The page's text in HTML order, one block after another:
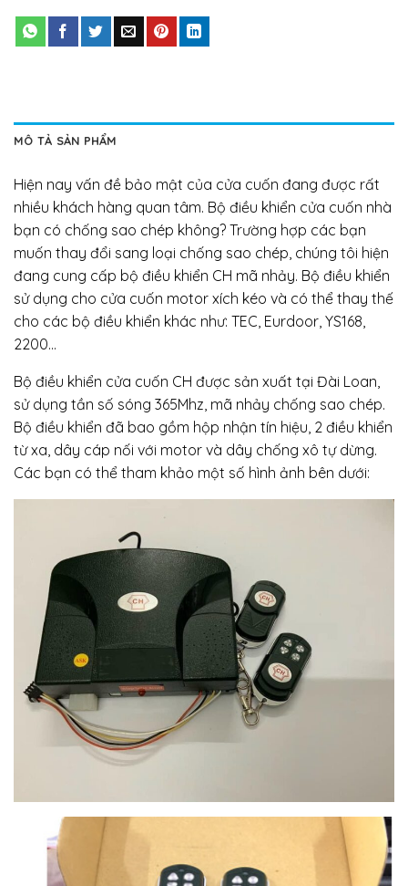
MÔ TẢ SẢN PHẨM
Hiện nay vấn đề bảo mật của cửa cuốn đang được rất
nhiều khách hàng quan tâm. Bộ điều khiển cửa cuốn nhà
bạn có chống sao chép không? Trường hợp các bạn
muốn thay đổi sang loại chống sao chép, chúng tôi hiện
đang cung cấp bộ điều khiển CH mã nhảy. Bộ điều khiển
sử dụng cho cửa cuốn motor xích kéo và có thể thay thế
cho các bộ điều khiển khác như: TEC, Eurdoor, YS168,
2200…
Bộ điều khiển cửa cuốn CH được sản xuất tại Đài Loan,
sử dụng tần số sóng 365Mhz, mã nhảy chống sao chép.
Bộ điều khiển đã bao gồm hộp nhận tín hiệu, 2 điều khiển
từ xa, dây cáp nối với motor và dây chống xô tự dừng.
Các bạn có thể tham khảo một số hình ảnh bên dưới: